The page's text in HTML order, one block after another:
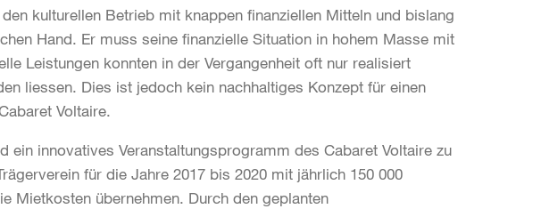
kulturellen Betrieb mit knappen finanziellen Mitteln und bislang
Hand. Er muss seine finanzielle Situation in hohem Masse mit
Leistungen konnten in der Vergangenheit oft nur realisiert
liessen. Dies ist jedoch kein nachhaltiges Konzept für einen
Voltaire.
ein innovatives Veranstaltungsprogramm des Cabaret Voltaire zu
für die Jahre 2017 bis 2020 mit jährlich 150 000
Mietkosten übernehmen. Durch den geplanten